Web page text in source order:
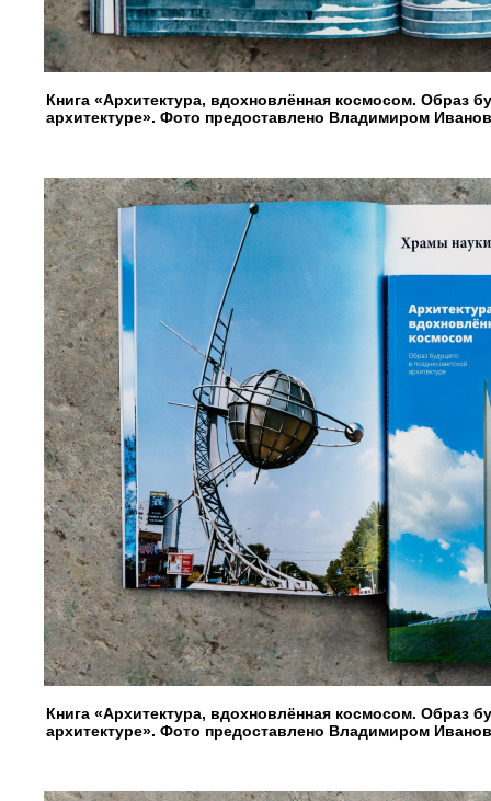
Книга «Архитектура, вдохновлённая космосом. Образ
архитектуре». Фото предоставлено Владимиром
Книга «Архитектура, вдохновлённая космосом. Образ
архитектуре». Фото предоставлено Владимиром